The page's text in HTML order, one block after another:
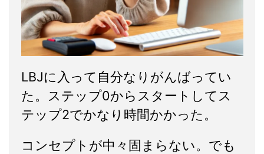
LBJに入って自分なりがんばってい
た。ステップ0からスタートしてス
テップ2でかなり時間かかった。
コンセプトが中々固まらない。でも